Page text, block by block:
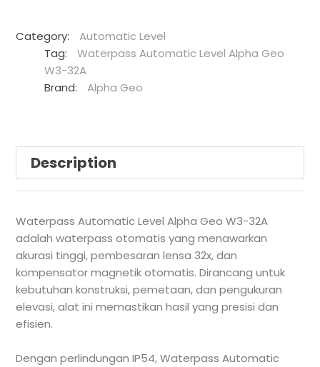
Category:
Automatic Level
Tag:
Waterpass Automatic Level Alpha Geo
W3-32A
Brand:
Alpha Geo
Description
Waterpass Automatic Level Alpha Geo W3-32A
adalah waterpass otomatis yang menawarkan
akurasi tinggi, pembesaran lensa 32x, dan
kompensator magnetik otomatis. Dirancang untuk
kebutuhan konstruksi, pemetaan, dan pengukuran
elevasi, alat ini memastikan hasil yang presisi dan
efisien.
Dengan perlindungan IP54, Waterpass Automatic